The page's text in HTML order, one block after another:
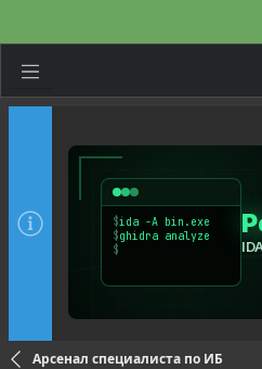
Арсенал специалиста по ИБ